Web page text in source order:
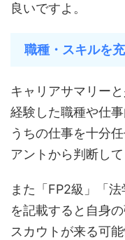
良いですよ。
職種・スキルを
キャリアサマリー
経験した職種や仕
うちの仕事を十分
アントから判断して
また「FP2級」「
を記載すると自身
スカウトが来る可能